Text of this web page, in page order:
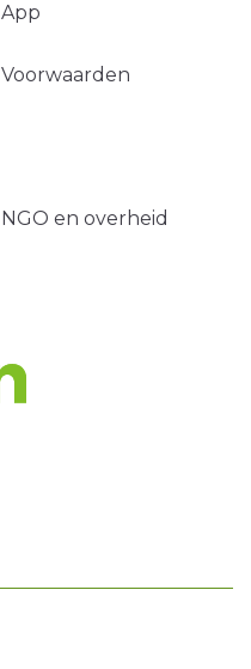
App
Voorwaarden
NGO en overheid